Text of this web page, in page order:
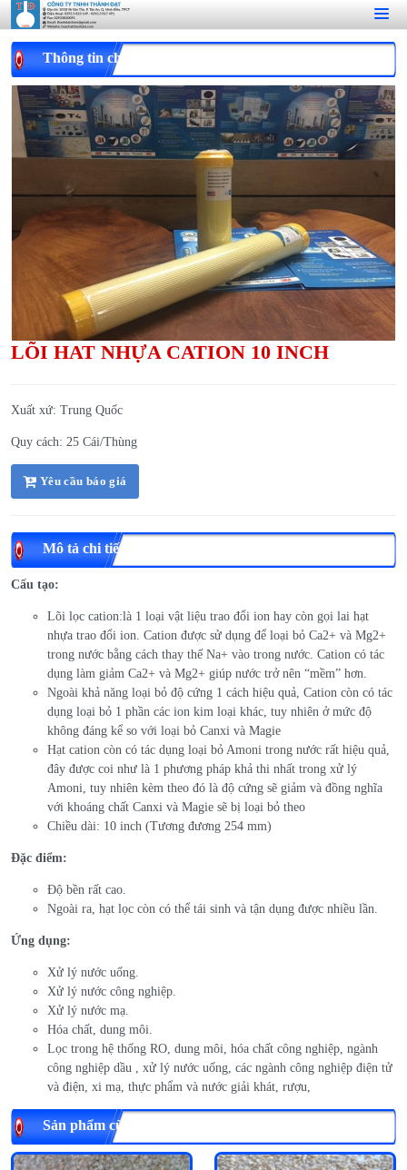
Thông tin chi tiết
LÕI HAT NHỰA CATION 10 INCH
Xuất xứ: Trung Quốc
Quy cách: 25 Cái/Thùng
Yêu cầu báo giá
Mô tả chi tiết
Cấu tạo:
Lõi lọc cation:là 1 loại vật liệu trao đổi ion hay còn gọi lai hạt
nhựa trao đổi ion. Cation được sử dụng để loại bỏ Ca2+ và Mg2+
trong nước bằng cách thay thế Na+ vào trong nước. Cation có tác
dụng làm giảm Ca2+ và Mg2+ giúp nước trở nên “mềm” hơn.
Ngoài khả năng loại bỏ độ cứng 1 cách hiệu quả, Cation còn có tác
dụng loại bỏ 1 phần các ion kim loại khác, tuy nhiên ở mức độ
không đáng kể so với loại bỏ Canxi và Magie
Hạt cation còn có tác dụng loại bỏ Amoni trong nước rất hiệu quả,
đây được coi như là 1 phương pháp khả thi nhất trong xử lý
Amoni, tuy nhiên kèm theo đó là độ cứng sẽ giảm và đồng nghĩa
với khoáng chất Canxi và Magie sẽ bị loại bỏ theo
Chiều dài: 10 inch (Tương đương 254 mm)
Đặc điểm:
Độ bền rất cao.
Ngoài ra, hạt lọc còn có thể tái sinh và tận dụng được nhiều lần.
Ứng dụng:
Xử lý nước uống.
Xử lý nước công nghiệp.
Xử lý nước mạ.
Hóa chất, dung môi.
Lọc trong hệ thống RO, dung môi, hóa chất công nghiệp, ngành
công nghiệp dầu , xử lý nước uống, các ngành công nghiệp điện tử
và điện, xi mạ, thực phẩm và nước giải khát, rượu,
Sản phẩm cùng loại